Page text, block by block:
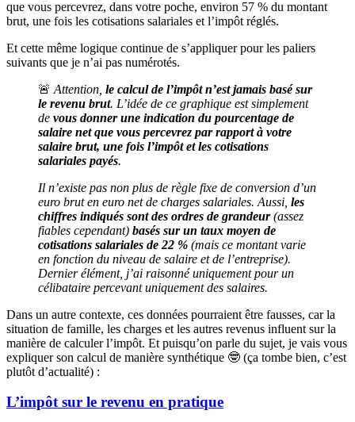
que vous percevrez, dans votre poche, environ 57 % du montant
brut, une fois les cotisations salariales et l’impôt réglés.
Et cette même logique continue de s’appliquer pour les paliers
suivants que je n’ai pas numérotés.
🚨 Attention, le calcul de l’impôt n’est jamais basé sur
le revenu brut. L’idée de ce graphique est simplement
de vous donner une indication du pourcentage de
salaire net que vous percevrez par rapport à votre
salaire brut, une fois l’impôt et les cotisations
salariales payés.
Il n’existe pas non plus de règle fixe de conversion d’un
euro brut en euro net de charges salariales. Aussi, les
chiffres indiqués sont des ordres de grandeur(assez
fiables cependant) basés sur un taux moyen de
cotisations salariales de 22 % (mais ce montant varie
en fonction du niveau de salaire et de l’entreprise).
Dernier élément, j’ai raisonné uniquement pour un
célibataire percevant uniquement des salaires.
Dans un autre contexte, ces données pourraient être fausses, car la
situation de famille, les charges et les autres revenus influent sur la
manière de calculer l’impôt. Et puisqu’on parle du sujet, je vais vous
expliquer son calcul de manière synthétique 🤓 (ça tombe bien, c’est
plutôt d’actualité) :
L’impôt sur le revenu en pratique